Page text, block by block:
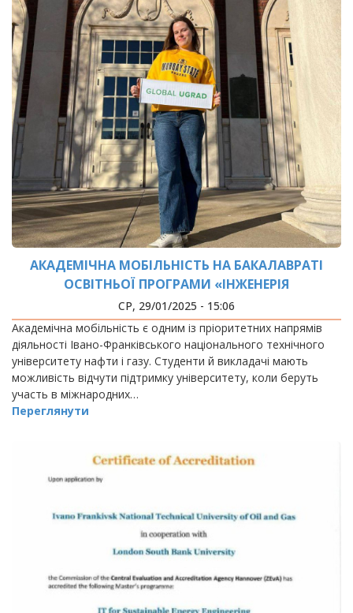
АКАДЕМІЧНА МОБІЛЬНІСТЬ НА БАКАЛАВРАТІ
ОСВІТНЬОЇ ПРОГРАМИ «ІНЖЕНЕРІЯ
ВІДНОВЛЮВАНОЇ ЕНЕРГЕТИКИ»,
СР, 29/01/2025 - 15:06
Академічна мобільність є одним із пріоритетних напрямів
діяльності Івано-Франківського національного технічного
університету нафти і газу. Студенти й викладачі мають
можливість відчути підтримку університету, коли беруть
участь в міжнародних…
Переглянути